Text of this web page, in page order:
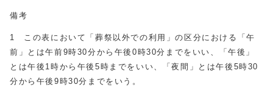
備考
1 この表において「葬祭以外での利用」の区分における「午
前」とは午前9時30分から午後0時30分までをいい、「午後」
とは午後1時から午後5時までをいい、「夜間」とは午後5時30
分から午後9時30分までをいう。